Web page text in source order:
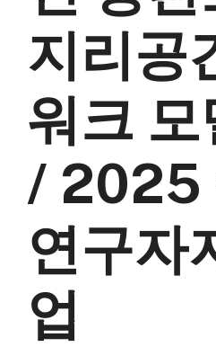
지리공
워크
/ 2025
연구자
업